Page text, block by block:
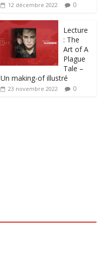
12 décembre 2022 0
Lecture
: The
Art of A
Plague
Tale –
Un making-of illustré
23 novembre 2022 0